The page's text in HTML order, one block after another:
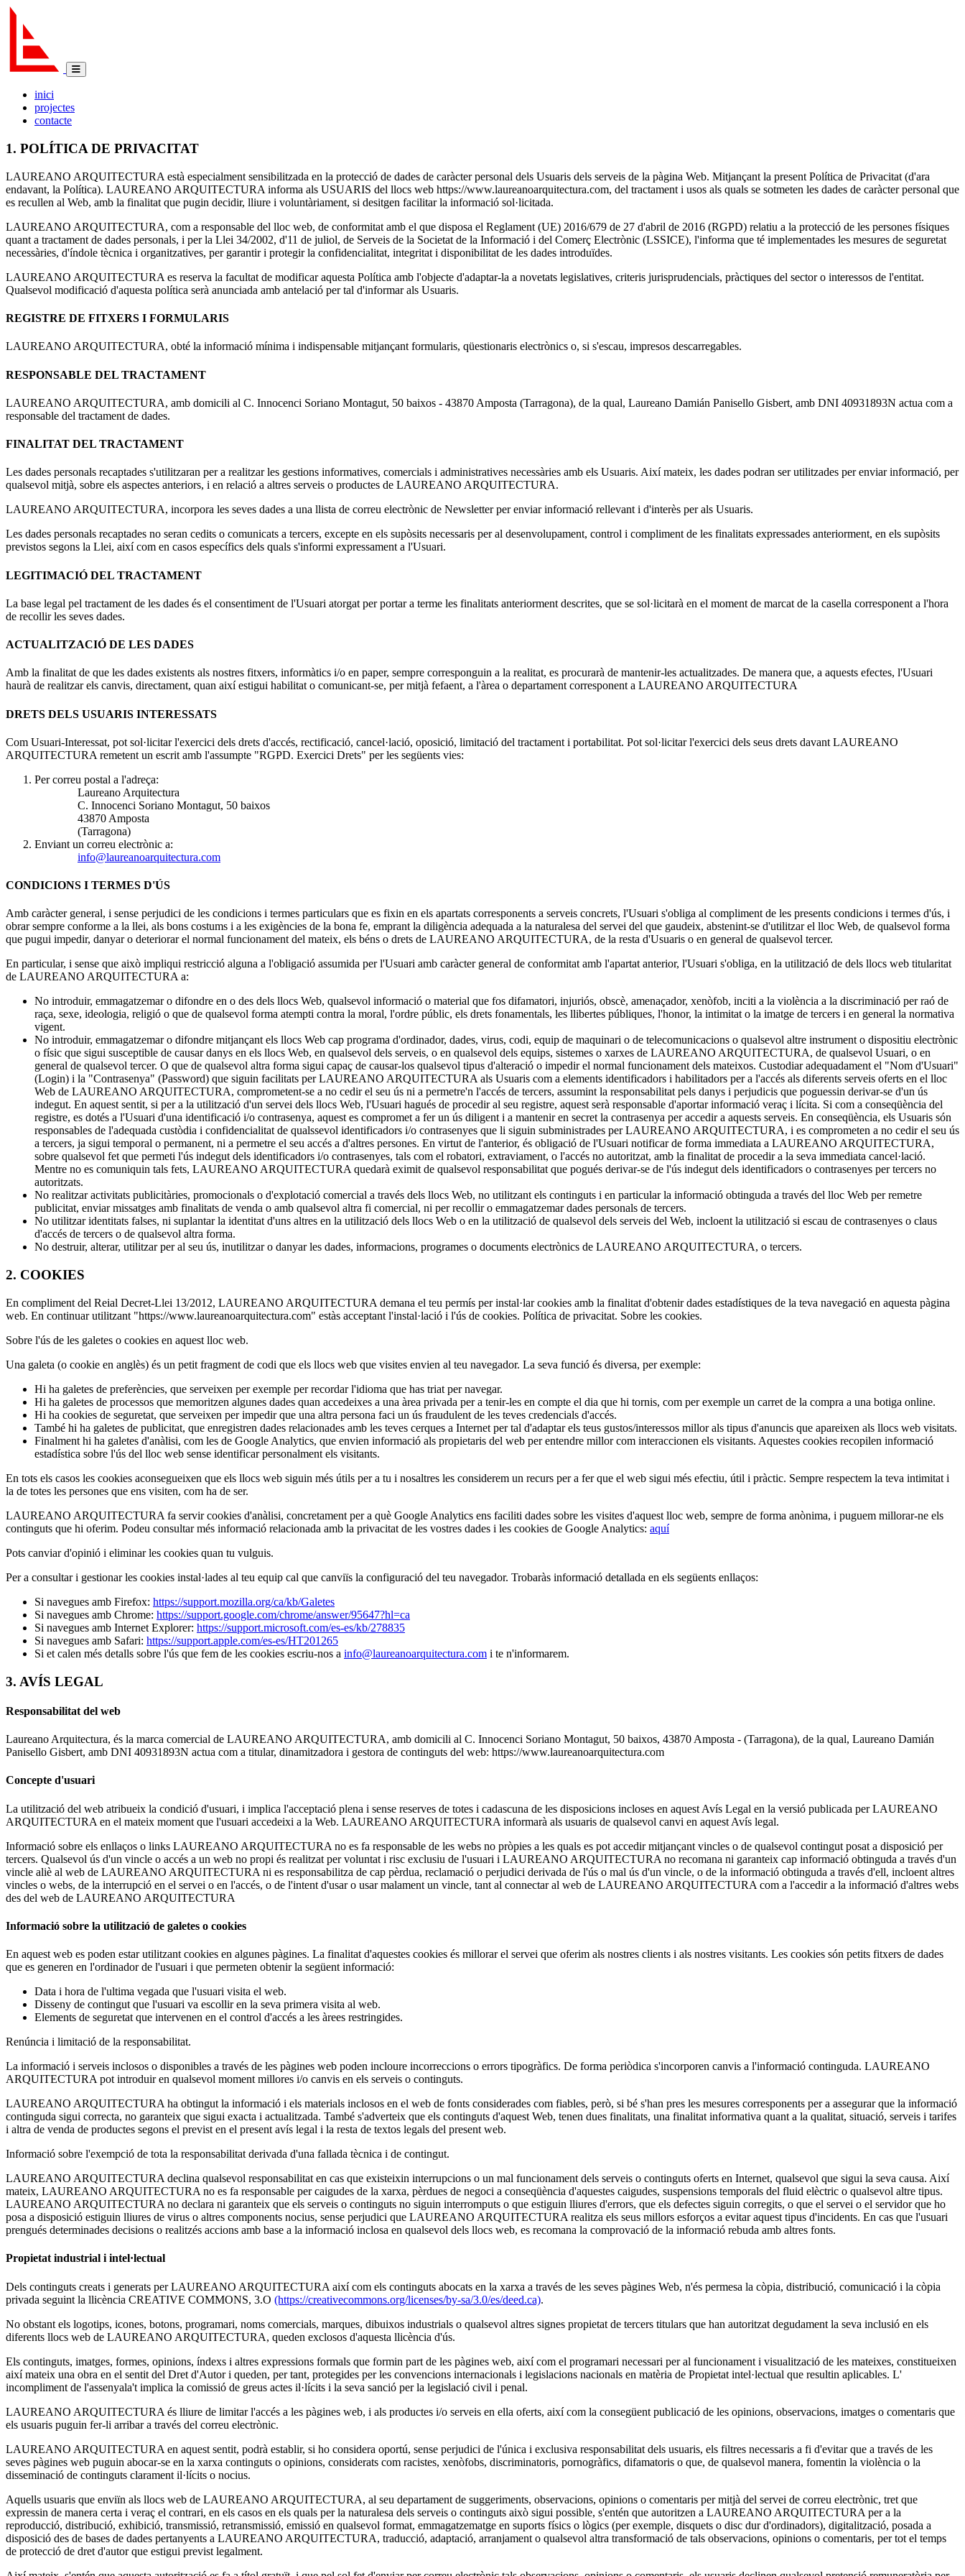
inici
projectes
contacte
1. POLÍTICA DE PRIVACITAT
LAUREANO ARQUITECTURA està especialment sensibilitzada en la protecció de dades de caràcter personal dels Usuaris dels serveis de la pàgina Web. Mitjançant la present Política de Privacitat (d'ara
endavant, la Política). LAUREANO ARQUITECTURA informa als USUARIS del llocs web https://www.laureanoarquitectura.com, del tractament i usos als quals se sotmeten les dades de caràcter personal que
es recullen al Web, amb la finalitat que pugin decidir, lliure i voluntàriament, si desitgen facilitar la informació sol·licitada.
LAUREANO ARQUITECTURA, com a responsable del lloc web, de conformitat amb el que disposa el Reglament (UE) 2016/679 de 27 d'abril de 2016 (RGPD) relatiu a la protecció de les persones físiques
quant a tractament de dades personals, i per la Llei 34/2002, d'11 de juliol, de Serveis de la Societat de la Informació i del Comerç Electrònic (LSSICE), l'informa que té implementades les mesures de seguretat
necessàries, d'índole tècnica i organitzatives, per garantir i protegir la confidencialitat, integritat i disponibilitat de les dades introduïdes.
LAUREANO ARQUITECTURA es reserva la facultat de modificar aquesta Política amb l'objecte d'adaptar-la a novetats legislatives, criteris jurisprudencials, pràctiques del sector o interessos de l'entitat.
Qualsevol modificació d'aquesta política serà anunciada amb antelació per tal d'informar als Usuaris.
REGISTRE DE FITXERS I FORMULARIS
LAUREANO ARQUITECTURA, obté la informació mínima i indispensable mitjançant formularis, qüestionaris electrònics o, si s'escau, impresos descarregables.
RESPONSABLE DEL TRACTAMENT
LAUREANO ARQUITECTURA, amb domicili al C. Innocenci Soriano Montagut, 50 baixos - 43870 Amposta (Tarragona), de la qual, Laureano Damián Panisello Gisbert, amb DNI 40931893N actua com a
responsable del tractament de dades.
FINALITAT DEL TRACTAMENT
Les dades personals recaptades s'utilitzaran per a realitzar les gestions informatives, comercials i administratives necessàries amb els Usuaris. Així mateix, les dades podran ser utilitzades per enviar informació, per
qualsevol mitjà, sobre els aspectes anteriors, i en relació a altres serveis o productes de LAUREANO ARQUITECTURA.
LAUREANO ARQUITECTURA, incorpora les seves dades a una llista de correu electrònic de Newsletter per enviar informació rellevant i d'interès per als Usuaris.
Les dades personals recaptades no seran cedits o comunicats a tercers, excepte en els supòsits necessaris per al desenvolupament, control i compliment de les finalitats expressades anteriorment, en els supòsits
previstos segons la Llei, així com en casos específics dels quals s'informi expressament a l'Usuari.
LEGITIMACIÓ DEL TRACTAMENT
La base legal pel tractament de les dades és el consentiment de l'Usuari atorgat per portar a terme les finalitats anteriorment descrites, que se sol·licitarà en el moment de marcat de la casella corresponent a l'hora
de recollir les seves dades.
ACTUALITZACIÓ DE LES DADES
Amb la finalitat de que les dades existents als nostres fitxers, informàtics i/o en paper, sempre corresponguin a la realitat, es procurarà de mantenir-les actualitzades. De manera que, a aquests efectes, l'Usuari
haurà de realitzar els canvis, directament, quan així estigui habilitat o comunicant-se, per mitjà fefaent, a l'àrea o departament corresponent a LAUREANO ARQUITECTURA
DRETS DELS USUARIS INTERESSATS
Com Usuari-Interessat, pot sol·licitar l'exercici dels drets d'accés, rectificació, cancel·lació, oposició, limitació del tractament i portabilitat. Pot sol·licitar l'exercici dels seus drets davant LAUREANO
ARQUITECTURA remetent un escrit amb l'assumpte "RGPD. Exercici Drets" per les següents vies:
Per correu postal a l'adreça:
Laureano Arquitectura
C. Innocenci Soriano Montagut, 50 baixos
43870 Amposta
(Tarragona)
Enviant un correu electrònic a:
info@laureanoarquitectura.com
CONDICIONS I TERMES D'ÚS
Amb caràcter general, i sense perjudici de les condicions i termes particulars que es fixin en els apartats corresponents a serveis concrets, l'Usuari s'obliga al compliment de les presents condicions i termes d'ús, i
obrar sempre conforme a la llei, als bons costums i a les exigències de la bona fe, emprant la diligència adequada a la naturalesa del servei del que gaudeix, abstenint-se d'utilitzar el lloc Web, de qualsevol forma
que pugui impedir, danyar o deteriorar el normal funcionament del mateix, els béns o drets de LAUREANO ARQUITECTURA, de la resta d'Usuaris o en general de qualsevol tercer.
En particular, i sense que això impliqui restricció alguna a l'obligació assumida per l'Usuari amb caràcter general de conformitat amb l'apartat anterior, l'Usuari s'obliga, en la utilització de dels llocs web titularitat
de LAUREANO ARQUITECTURA a:
No introduir, emmagatzemar o difondre en o des dels llocs Web, qualsevol informació o material que fos difamatori, injuriós, obscè, amenaçador, xenòfob, inciti a la violència a la discriminació per raó de
raça, sexe, ideologia, religió o que de qualsevol forma atempti contra la moral, l'ordre públic, els drets fonamentals, les llibertes públiques, l'honor, la intimitat o la imatge de tercers i en general la normativa
vigent.
No introduir, emmagatzemar o difondre mitjançant els llocs Web cap programa d'ordinador, dades, virus, codi, equip de maquinari o de telecomunicacions o qualsevol altre instrument o dispositiu electrònic
o físic que sigui susceptible de causar danys en els llocs Web, en qualsevol dels serveis, o en qualsevol dels equips, sistemes o xarxes de LAUREANO ARQUITECTURA, de qualsevol Usuari, o en
general de qualsevol tercer. O que de qualsevol altra forma sigui capaç de causar-los qualsevol tipus d'alteració o impedir el normal funcionament dels mateixos. Custodiar adequadament el "Nom d'Usuari"
(Login) i la "Contrasenya" (Password) que siguin facilitats per LAUREANO ARQUITECTURA als Usuaris com a elements identificadors i habilitadors per a l'accés als diferents serveis oferts en el lloc
Web de LAUREANO ARQUITECTURA, comprometent-se a no cedir el seu ús ni a permetre'n l'accés de tercers, assumint la responsabilitat pels danys i perjudicis que poguessin derivar-se d'un ús
indegut. En aquest sentit, si per a la utilització d'un servei dels llocs Web, l'Usuari hagués de procedir al seu registre, aquest serà responsable d'aportar informació veraç i lícita. Si com a conseqüència del
registre, es dotés a l'Usuari d'una identificació i/o contrasenya, aquest es compromet a fer un ús diligent i a mantenir en secret la contrasenya per accedir a aquests serveis. En conseqüència, els Usuaris són
responsables de l'adequada custòdia i confidencialitat de qualssevol identificadors i/o contrasenyes que li siguin subministrades per LAUREANO ARQUITECTURA, i es comprometen a no cedir el seu ús
a tercers, ja sigui temporal o permanent, ni a permetre el seu accés a d'altres persones. En virtut de l'anterior, és obligació de l'Usuari notificar de forma immediata a LAUREANO ARQUITECTURA,
sobre qualsevol fet que permeti l'ús indegut dels identificadors i/o contrasenyes, tals com el robatori, extraviament, o l'accés no autoritzat, amb la finalitat de procedir a la seva immediata cancel·lació.
Mentre no es comuniquin tals fets, LAUREANO ARQUITECTURA quedarà eximit de qualsevol responsabilitat que pogués derivar-se de l'ús indegut dels identificadors o contrasenyes per tercers no
autoritzats.
No realitzar activitats publicitàries, promocionals o d'explotació comercial a través dels llocs Web, no utilitzant els continguts i en particular la informació obtinguda a través del lloc Web per remetre
publicitat, enviar missatges amb finalitats de venda o amb qualsevol altra fi comercial, ni per recollir o emmagatzemar dades personals de tercers.
No utilitzar identitats falses, ni suplantar la identitat d'uns altres en la utilització dels llocs Web o en la utilització de qualsevol dels serveis del Web, incloent la utilització si escau de contrasenyes o claus
d'accés de tercers o de qualsevol altra forma.
No destruir, alterar, utilitzar per al seu ús, inutilitzar o danyar les dades, informacions, programes o documents electrònics de LAUREANO ARQUITECTURA, o tercers.
2. COOKIES
En compliment del Reial Decret-Llei 13/2012, LAUREANO ARQUITECTURA demana el teu permís per instal·lar cookies amb la finalitat d'obtenir dades estadístiques de la teva navegació en aquesta pàgina
web. En continuar utilitzant "https://www.laureanoarquitectura.com" estàs acceptant l'instal·lació i l'ús de cookies. Política de privacitat. Sobre les cookies.
Sobre l'ús de les galetes o cookies en aquest lloc web.
Una galeta (o cookie en anglès) és un petit fragment de codi que els llocs web que visites envien al teu navegador. La seva funció és diversa, per exemple:
Hi ha galetes de preferències, que serveixen per exemple per recordar l'idioma que has triat per navegar.
Hi ha galetes de processos que memoritzen algunes dades quan accedeixes a una àrea privada per a tenir-les en compte el dia que hi tornis, com per exemple un carret de la compra a una botiga online.
Hi ha cookies de seguretat, que serveixen per impedir que una altra persona faci un ús fraudulent de les teves credencials d'accés.
També hi ha galetes de publicitat, que enregistren dades relacionades amb les teves cerques a Internet per tal d'adaptar els teus gustos/interessos millor als tipus d'anuncis que apareixen als llocs web visitats.
Finalment hi ha galetes d'anàlisi, com les de Google Analytics, que envien informació als propietaris del web per entendre millor com interaccionen els visitants. Aquestes cookies recopilen informació
estadística sobre l'ús del lloc web sense identificar personalment els visitants.
En tots els casos les cookies aconsegueixen que els llocs web siguin més útils per a tu i nosaltres les considerem un recurs per a fer que el web sigui més efectiu, útil i pràctic. Sempre respectem la teva intimitat i
la de totes les persones que ens visiten, com ha de ser.
LAUREANO ARQUITECTURA fa servir cookies d'anàlisi, concretament per a què Google Analytics ens faciliti dades sobre les visites d'aquest lloc web, sempre de forma anònima, i puguem millorar-ne els
continguts que hi oferim. Podeu consultar més informació relacionada amb la privacitat de les vostres dades i les cookies de Google Analytics: aquí
Pots canviar d'opinió i eliminar les cookies quan tu vulguis.
Per a consultar i gestionar les cookies instal·lades al teu equip cal que canviïs la configuració del teu navegador. Trobaràs informació detallada en els següents enllaços:
Si navegues amb Firefox: https://support.mozilla.org/ca/kb/Galetes
Si navegues amb Chrome: https://support.google.com/chrome/answer/95647?hl=ca
Si navegues amb Internet Explorer: https://support.microsoft.com/es-es/kb/278835
Si navegues amb Safari: https://support.apple.com/es-es/HT201265
Si et calen més detalls sobre l'ús que fem de les cookies escriu-nos a info@laureanoarquitectura.com i te n'informarem.
3. AVÍS LEGAL
Responsabilitat del web
Laureano Arquitectura, és la marca comercial de LAUREANO ARQUITECTURA, amb domicili al C. Innocenci Soriano Montagut, 50 baixos, 43870 Amposta - (Tarragona), de la qual, Laureano Damián
Panisello Gisbert, amb DNI 40931893N actua com a titular, dinamitzadora i gestora de continguts del web: https://www.laureanoarquitectura.com
Concepte d'usuari
La utilització del web atribueix la condició d'usuari, i implica l'acceptació plena i sense reserves de totes i cadascuna de les disposicions incloses en aquest Avís Legal en la versió publicada per LAUREANO
ARQUITECTURA en el mateix moment que l'usuari accedeixi a la Web. LAUREANO ARQUITECTURA informarà als usuaris de qualsevol canvi en aquest Avís legal.
Informació sobre els enllaços o links LAUREANO ARQUITECTURA no es fa responsable de les webs no pròpies a les quals es pot accedir mitjançant vincles o de qualsevol contingut posat a disposició per
tercers. Qualsevol ús d'un vincle o accés a un web no propi és realitzat per voluntat i risc exclusiu de l'usuari i LAUREANO ARQUITECTURA no recomana ni garanteix cap informació obtinguda a través d'un
vincle aliè al web de LAUREANO ARQUITECTURA ni es responsabilitza de cap pèrdua, reclamació o perjudici derivada de l'ús o mal ús d'un vincle, o de la informació obtinguda a través d'ell, incloent altres
vincles o webs, de la interrupció en el servei o en l'accés, o de l'intent d'usar o usar malament un vincle, tant al connectar al web de LAUREANO ARQUITECTURA com a l'accedir a la informació d'altres webs
des del web de LAUREANO ARQUITECTURA
Informació sobre la utilització de galetes o cookies
En aquest web es poden estar utilitzant cookies en algunes pàgines. La finalitat d'aquestes cookies és millorar el servei que oferim als nostres clients i als nostres visitants. Les cookies són petits fitxers de dades
que es generen en l'ordinador de l'usuari i que permeten obtenir la següent informació:
Data i hora de l'ultima vegada que l'usuari visita el web.
Disseny de contingut que l'usuari va escollir en la seva primera visita al web.
Elements de seguretat que intervenen en el control d'accés a les àrees restringides.
Renúncia i limitació de la responsabilitat.
La informació i serveis inclosos o disponibles a través de les pàgines web poden incloure incorreccions o errors tipogràfics. De forma periòdica s'incorporen canvis a l'informació continguda. LAUREANO
ARQUITECTURA pot introduir en qualsevol moment millores i/o canvis en els serveis o continguts.
LAUREANO ARQUITECTURA ha obtingut la informació i els materials inclosos en el web de fonts considerades com fiables, però, si bé s'han pres les mesures corresponents per a assegurar que la informació
continguda sigui correcta, no garanteix que sigui exacta i actualitzada. També s'adverteix que els continguts d'aquest Web, tenen dues finalitats, una finalitat informativa quant a la qualitat, situació, serveis i tarifes
i altra de venda de productes segons el previst en el present avís legal i la resta de textos legals del present web.
Informació sobre l'exempció de tota la responsabilitat derivada d'una fallada tècnica i de contingut.
LAUREANO ARQUITECTURA declina qualsevol responsabilitat en cas que existeixin interrupcions o un mal funcionament dels serveis o continguts oferts en Internet, qualsevol que sigui la seva causa. Així
mateix, LAUREANO ARQUITECTURA no es fa responsable per caigudes de la xarxa, pèrdues de negoci a conseqüència d'aquestes caigudes, suspensions temporals del fluid elèctric o qualsevol altre tipus.
LAUREANO ARQUITECTURA no declara ni garanteix que els serveis o continguts no siguin interromputs o que estiguin lliures d'errors, que els defectes siguin corregits, o que el servei o el servidor que ho
posa a disposició estiguin lliures de virus o altres components nocius, sense perjudici que LAUREANO ARQUITECTURA realitza els seus millors esforços a evitar aquest tipus d'incidents. En cas que l'usuari
prengués determinades decisions o realitzés accions amb base a la informació inclosa en qualsevol dels llocs web, es recomana la comprovació de la informació rebuda amb altres fonts.
Propietat industrial i intel·lectual
Dels continguts creats i generats per LAUREANO ARQUITECTURA així com els continguts abocats en la xarxa a través de les seves pàgines Web, n'és permesa la còpia, distribució, comunicació i la còpia
privada seguint la llicència CREATIVE COMMONS, 3.O (https://creativecommons.org/licenses/by-sa/3.0/es/deed.ca).
No obstant els logotips, icones, botons, programari, noms comercials, marques, dibuixos industrials o qualsevol altres signes propietat de tercers titulars que han autoritzat degudament la seva inclusió en els
diferents llocs web de LAUREANO ARQUITECTURA, queden exclosos d'aquesta llicència d'ús.
Els continguts, imatges, formes, opinions, índexs i altres expressions formals que formin part de les pàgines web, així com el programari necessari per al funcionament i visualització de les mateixes, constitueixen
així mateix una obra en el sentit del Dret d'Autor i queden, per tant, protegides per les convencions internacionals i legislacions nacionals en matèria de Propietat intel·lectual que resultin aplicables. L'
incompliment de l'assenyala't implica la comissió de greus actes il·lícits i la seva sanció per la legislació civil i penal.
LAUREANO ARQUITECTURA és lliure de limitar l'accés a les pàgines web, i als productes i/o serveis en ella oferts, així com la consegüent publicació de les opinions, observacions, imatges o comentaris que
els usuaris puguin fer-li arribar a través del correu electrònic.
LAUREANO ARQUITECTURA en aquest sentit, podrà establir, si ho considera oportú, sense perjudici de l'única i exclusiva responsabilitat dels usuaris, els filtres necessaris a fi d'evitar que a través de les
seves pàgines web puguin abocar-se en la xarxa continguts o opinions, considerats com racistes, xenòfobs, discriminatoris, pornogràfics, difamatoris o que, de qualsevol manera, fomentin la violència o la
disseminació de continguts clarament il·lícits o nocius.
Aquells usuaris que enviïn als llocs web de LAUREANO ARQUITECTURA, al seu departament de suggeriments, observacions, opinions o comentaris per mitjà del servei de correu electrònic, tret que
expressin de manera certa i veraç el contrari, en els casos en els quals per la naturalesa dels serveis o continguts això sigui possible, s'entén que autoritzen a LAUREANO ARQUITECTURA per a la
reproducció, distribució, exhibició, transmissió, retransmissió, emissió en qualsevol format, emmagatzematge en suports físics o lògics (per exemple, disquets o disc dur d'ordinadors), digitalització, posada a
disposició des de bases de dades pertanyents a LAUREANO ARQUITECTURA, traducció, adaptació, arranjament o qualsevol altra transformació de tals observacions, opinions o comentaris, per tot el temps
de protecció de dret d'autor que estigui previst legalment.